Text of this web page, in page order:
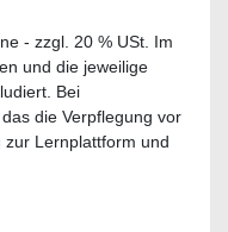
- zzgl. 20 % USt. Im
und die jeweilige
Bei
die Verpflegung vor
Lernplattform und